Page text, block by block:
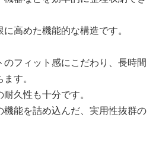
高めた機能的な構造です。
フィット感にこだわり、長時間
す。
久性も十分です。
能を詰め込んだ、実用性抜群の